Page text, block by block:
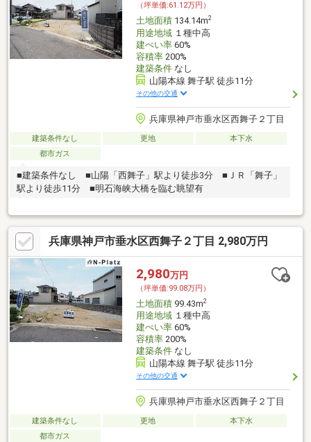
（坪単価:61.12万円）
土地面積134.14m2
用途地域１種中高
建ぺい率60%
容積率200%
建築条件なし
山陽本線 舞子駅 徒歩11分
その他の交通
兵庫県神戸市垂水区西舞子２丁目
建築条件なし 更地
本下水
都市ガス
■建築条件なし ■山陽「西舞子」駅より徒歩3分 ■ＪＲ「舞子」
駅より徒歩11分 ■明石海峡大橋を臨む眺望有
兵庫県神戸市垂水区西舞子２丁目 2,980万円
2,980万円
（坪単価:99.08万円）
土地面積99.43m2
用途地域１種中高
建ぺい率60%
容積率200%
建築条件なし
山陽本線 舞子駅 徒歩11分
その他の交通
兵庫県神戸市垂水区西舞子２丁目
建築条件なし 更地
本下水
都市ガス